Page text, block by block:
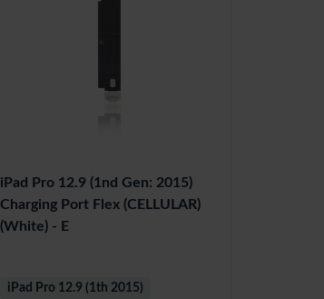
iPad Pro 12.9 (1nd Gen: 2015)
Charging Port Flex (CELLULAR)
(White) - E
iPad Pro 12.9 (1th 2015)